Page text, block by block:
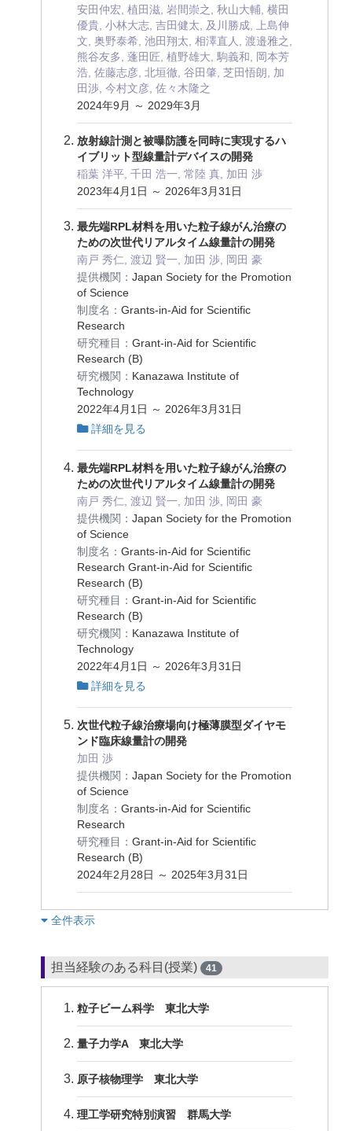
安田仲宏, 植田滋, 岩間崇之, 秋山大輔, 横田
優貴, 小林大志, 吉田健太, 及川勝成, 上島伸
文, 奥野泰希, 池田翔太, 相澤直人, 渡邉雅之,
熊谷友多, 蓬田匠, 植野雄大, 駒義和, 岡本芳
浩, 佐藤志彦, 北垣徹, 谷田肇, 芝田悟朗, 加
田渉, 今村文彦, 佐々木隆之
2024年9月 ～ 2029年3月
放射線計測と被曝防護を同時に実現するハ
イブリット型線量計デバイスの開発
稲葉 洋平, 千田 浩一, 常陸 真, 加田 渉
2023年4月1日 ～ 2026年3月31日
最先端RPL材料を用いた粒子線がん治療の
ための次世代リアルタイム線量計の開発
南戸 秀仁, 渡辺 賢一, 加田 渉, 岡田 豪
提供機関： Japan Society for the Promotion
of Science
制度名： Grants-in-Aid for Scientific
Research
研究種目： Grant-in-Aid for Scientific
Research (B)
研究機関： Kanazawa Institute of
Technology
2022年4月1日 ～ 2026年3月31日
詳細を見る
最先端RPL材料を用いた粒子線がん治療の
ための次世代リアルタイム線量計の開発
南戸 秀仁, 渡辺 賢一, 加田 渉, 岡田 豪
提供機関： Japan Society for the Promotion
of Science
制度名： Grants-in-Aid for Scientific
Research Grant-in-Aid for Scientific
Research (B)
研究種目： Grant-in-Aid for Scientific
Research (B)
研究機関： Kanazawa Institute of
Technology
2022年4月1日 ～ 2026年3月31日
詳細を見る
次世代粒子線治療場向け極薄膜型ダイヤモ
ンド臨床線量計の開発
加田 渉
提供機関： Japan Society for the Promotion
of Science
制度名： Grants-in-Aid for Scientific
Research
研究種目： Grant-in-Aid for Scientific
Research (B)
2024年2月28日 ～ 2025年3月31日
︎全件表示
担当経験のある科目(授業) 41
粒子ビーム科学 東北大学
量子力学A 東北大学
原子核物理学 東北大学
理工学研究特別演習 群馬大学